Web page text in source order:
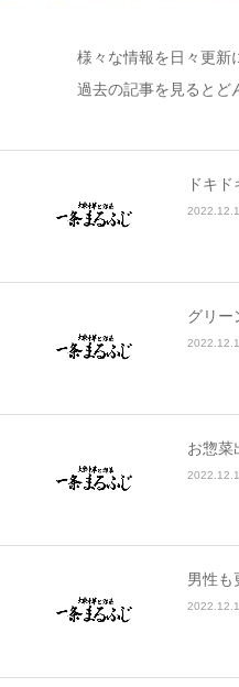
様々な情報を日々更新
過去の記事を見るとど
ドキド
グリー
お惣菜
男性も
採用情報